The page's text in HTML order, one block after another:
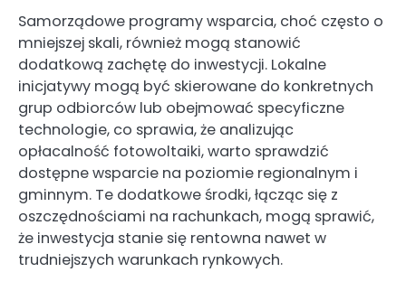
Samorządowe programy wsparcia, choć często o
mniejszej skali, również mogą stanowić
dodatkową zachętę do inwestycji. Lokalne
inicjatywy mogą być skierowane do konkretnych
grup odbiorców lub obejmować specyficzne
technologie, co sprawia, że analizując
opłacalność fotowoltaiki, warto sprawdzić
dostępne wsparcie na poziomie regionalnym i
gminnym. Te dodatkowe środki, łącząc się z
oszczędnościami na rachunkach, mogą sprawić,
że inwestycja stanie się rentowna nawet w
trudniejszych warunkach rynkowych.